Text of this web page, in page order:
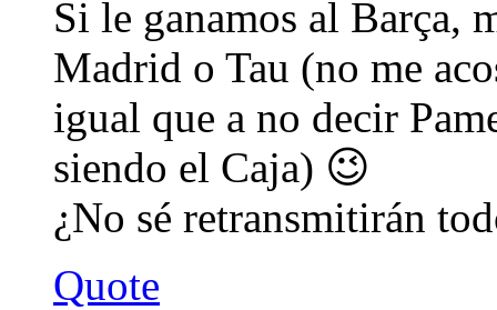
Si le ganamos al Barça,
Madrid o Tau (no me
igual que a no decir
siendo el Caja) 😉
¿No sé retransmitirán
Quote